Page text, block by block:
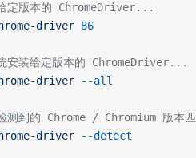
定版本的 ChromeDriver...
driver 86
安装给定版本的 ChromeDriver...
driver --all
测到的 Chrome / Chromium 版
driver --detect